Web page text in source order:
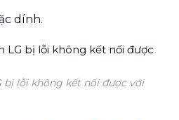
dính.
bị lỗi không kết nối được với